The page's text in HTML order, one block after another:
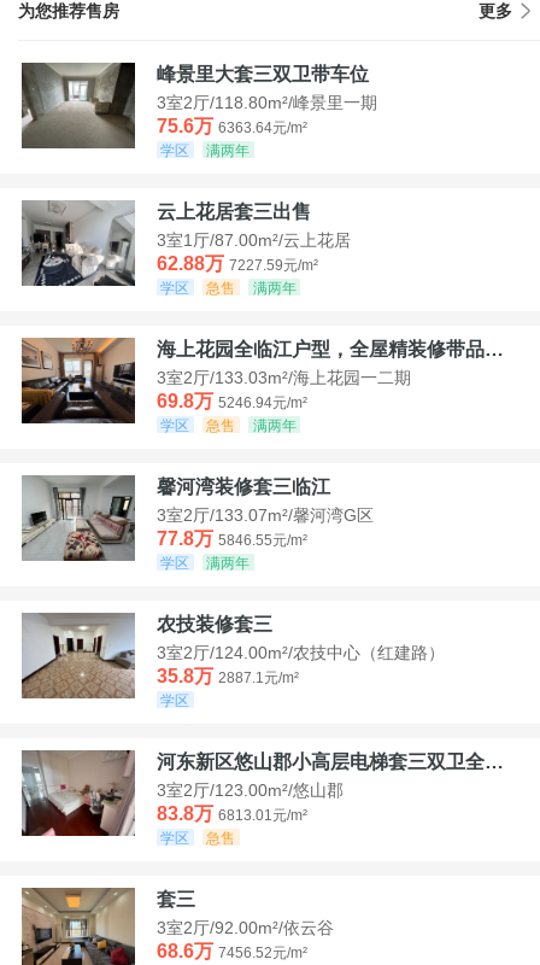
为您推荐售房 更多
峰景里大套三双卫带车位
3室2厅/118.80m²/峰景里一期
75.6万 6363.64元/m²
学区
满两年
云上花居套三出售
3室1厅/87.00m²/云上花居
62.88万 7227.59元/m²
学区
急售 满两年
海上花园全临江户型，全屋精装修带品牌家具家电，诚意出售！
3室2厅/133.03m²/海上花园一二期
69.8万 5246.94元/m²
学区
急售 满两年
馨河湾装修套三临江
3室2厅/133.07m²/馨河湾G区
77.8万 5846.55元/m²
学区
满两年
农技装修套三
3室2厅/124.00m²/农技中心（红建路）
35.8万 2887.1元/m²
学区
河东新区悠山郡小高层电梯套三双卫全装带家具家电
3室2厅/123.00m²/悠山郡
83.8万 6813.01元/m²
学区
急售
套三
3室2厅/92.00m²/依云谷
68.6万 7456.52元/m²